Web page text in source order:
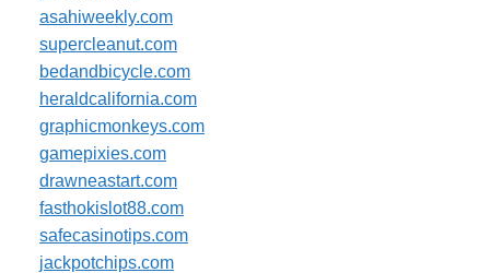
asahiweekly.com
supercleanut.com
bedandbicycle.com
heraldcalifornia.com
graphicmonkeys.com
gamepixies.com
drawneastart.com
fasthokislot88.com
safecasinotips.com
jackpotchips.com